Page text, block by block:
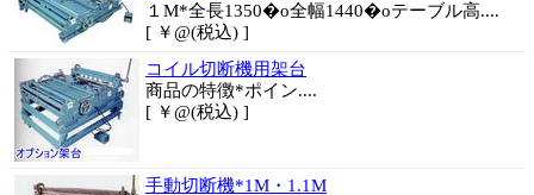
１M*全長1350�o全幅1440�oテーブル高....
[ ￥@(税込) ]
コイル切断機用架台
商品の特徴*ポイン....
[ ￥@(税込) ]
手動切断機*1M・1.1M